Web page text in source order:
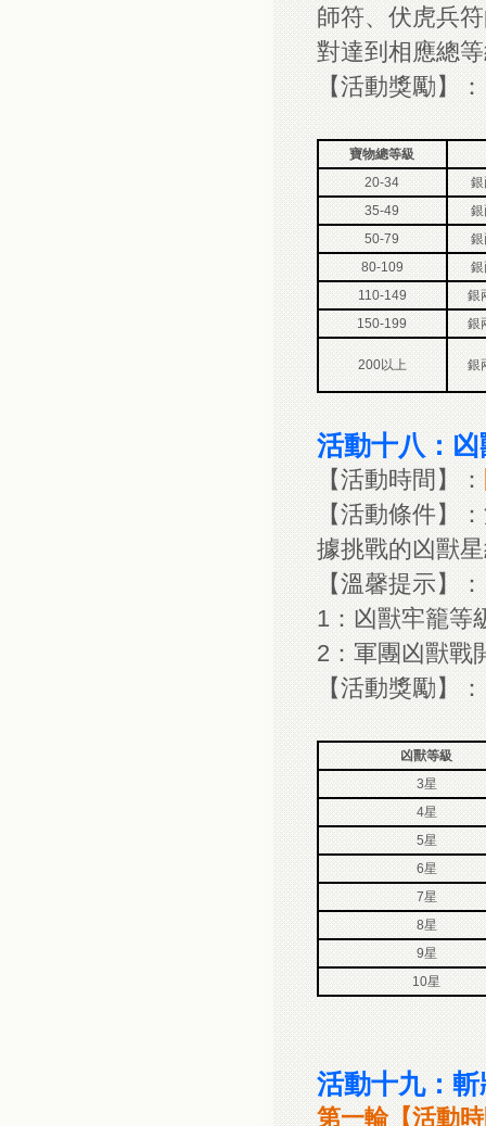
師符、伏虎兵
對達到相應總
【活動獎勵】：
寶物總等級
20-34
35-49
50-79
80-109
110-149
銀
150-199
銀
200以上 銀
活動十八：
【活動時間】：
【活動條件】
據挑戰的凶獸
【溫馨提示】：
1：凶獸牢籠等
2：軍團凶獸戰
【活動獎勵】：
凶獸等級
3星
4星
5星
6星
7星
8星
9星
10星
活動十九：
第一輪【活動